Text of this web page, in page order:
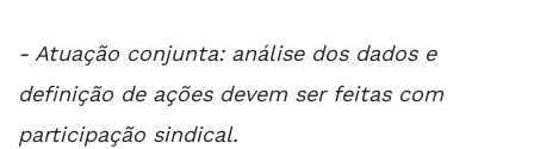
- Atuação conjunta: análise dos dados e
definição de ações devem ser feitas com
participação sindical.